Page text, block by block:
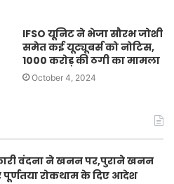
IFSO यूनिट ने भेजा सौरभ जोशी
समेत कई यूट्यूबर्स को नोटिस,
1000 करोड़ की ठगी का मामला
October 4, 2024
वंदना ने खनन पर,पुराने खनन
पूर्णतया रोकथाम के दिए आदेश